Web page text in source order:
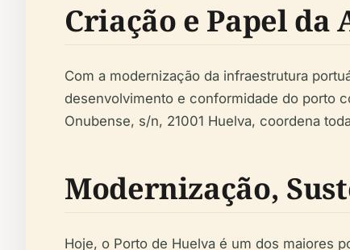
Criação e Papel
Com a modernização da infraestrutura
desenvolvimento e conformidade do porto
Onubense, s/n, 21001 Huelva, coordena
Modernização,
Hoje, o Porto de Huelva é um dos maiores